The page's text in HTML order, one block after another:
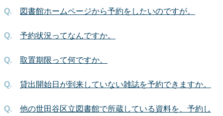
図書館ホームページから予約をしたいのですが。
予約状況ってなんですか。
取置期限って何ですか。
貸出開始日が到来していない雑誌を予約できますか。
他の世田谷区立図書館で所蔵している資料を、予約し